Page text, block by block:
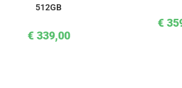
512GB
€ 339,00
€